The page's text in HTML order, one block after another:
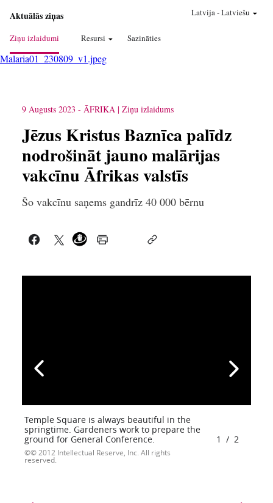
Aktuālās ziņas
Ziņu izlaidumi Resursi Sazināties
Latvija-Latviešu
Malaria01_230809_v1.jpeg
9 Augusts 2023 - ĀFRIKA Ziņu izlaidums
Jēzus Kristus Baznīca palīdz
nodrošināt jauno malārijas
vakcīnu Āfrikas valstīs
Šo vakcīnu saņems gandrīz 40 000 bērnu
Temple Square is always beautiful in the
springtime. Gardeners work to prepare the
ground for General Conference.
© 2012 Intellectual Reserve, Inc. All rights
reserved.
1 / 2